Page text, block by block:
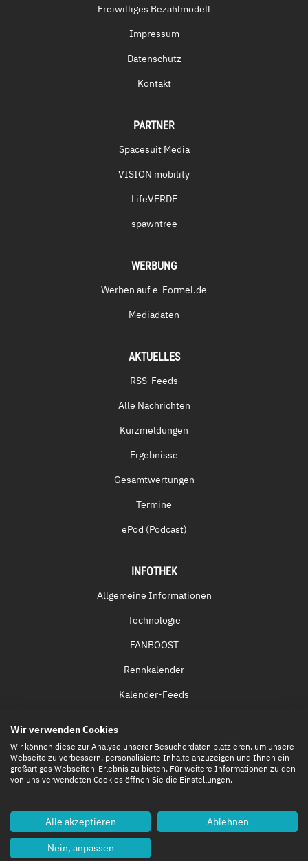
Freiwilliges Bezahlmodell
Impressum
Datenschutz
Kontakt
PARTNER
Spacesuit Media
VISION mobility
LifeVERDE
spawntree
WERBUNG
Werben auf e-Formel.de
Mediadaten
AKTUELLES
RSS-Feeds
Alle Nachrichten
Kurzmeldungen
Ergebnisse
Gesamtwertungen
Termine
ePod (Podcast)
INFOTHEK
Allgemeine Informationen
Technologie
FANBOOST
Rennkalender
Kalender-Feeds
Eintrittskarten
Wir verwenden Cookies
Wir können diese zur Analyse unserer Besucherdaten platzieren, um unsere
Webseite zu verbessern, personalisierte Inhalte anzuzeigen und Ihnen ein
großartiges Webseiten-Erlebnis zu bieten. Für weitere Informationen zu den
von uns verwendeten Cookies öffnen Sie die Einstellungen.
Alle akzeptieren Ablehnen
Nein, anpassen